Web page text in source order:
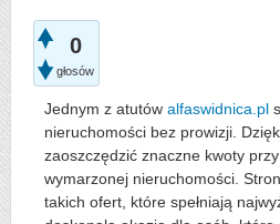
0
głosów
Jednym z atutów alfaswidnica.pl
nieruchomości bez prowizji.
zaoszczędzić znaczne kwoty
wymarzonej nieruchomości.
takich ofert, które spełniają